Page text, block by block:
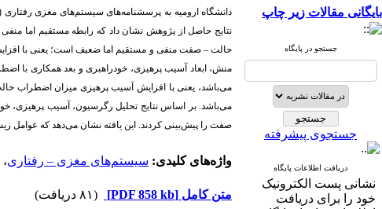
بایگانی مقالات زیر چاپ
جستجو در پایگاه
جستجوی پیشرفته
دریافت اطلاعات پایگاه
نشانی پست الکترونیک
خود را برای دریافت
دانشگاه ارومیه به پرسشنامه‌های سیستم‌های مغزی رفتاری
نتایج حاصل از پژوهش نشان داد که رابطه مستقیم اما
حالت– صفت منفی و مستقیم اما ضعیف است؛ یعنی با
منش، ابعاد آسیب پرهیزی، خودراهبری و بعد همکاری با
می‌باشد، یعنی با افزایش آسیب پرهیزی میزان اضطراب
صفت را پیش‌بینی کردند. این یافته نشان می‌دهد که عوامل
واژه‌های کلیدی: سیستم‌های مغزی – رفتاری،
متن کامل [PDF 858 kb]
(۸۱ دریافت)